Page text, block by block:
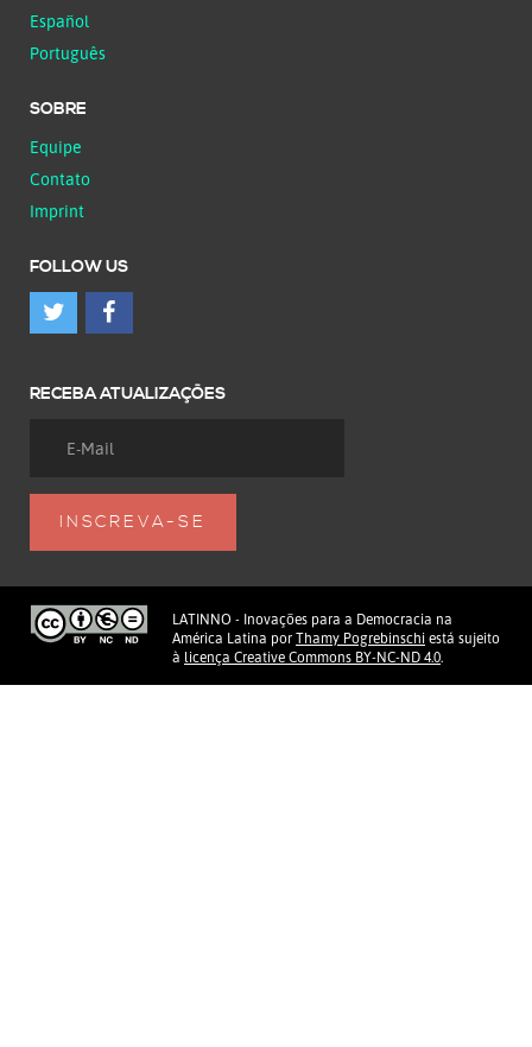
Español
Português
SOBRE
Equipe
Contato
Imprint
FOLLOW US
RECEBA ATUALIZAÇÕES
LATINNO - Inovações para a Democracia na
América Latina por Thamy Pogrebinschi está sujeito
à licença Creative Commons BY-NC-ND 4.0.